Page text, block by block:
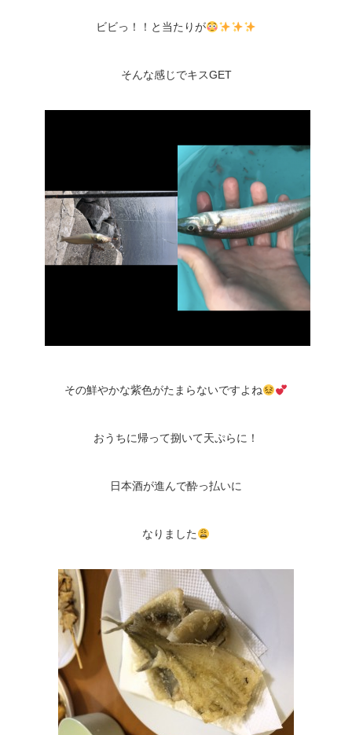
ビビっ！！と当たりが
そんな感じでキスGET
その鮮やかな紫色がたまらないですよね
おうちに帰って捌いて天ぷらに！
日本酒が進んで酔っ払いに
なりました